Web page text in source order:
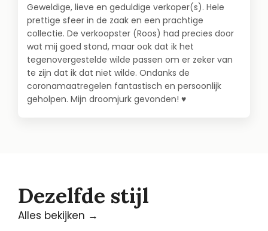
Geweldige, lieve en geduldige verkoper(s). Hele
prettige sfeer in de zaak en een prachtige
collectie. De verkoopster (Roos) had precies door
wat mij goed stond, maar ook dat ik het
tegenovergestelde wilde passen om er zeker van
te zijn dat ik dat niet wilde. Ondanks de
coronamaatregelen fantastisch en persoonlijk
geholpen. Mijn droomjurk gevonden! ♥️
Dezelfde stijl
Alles bekijken →